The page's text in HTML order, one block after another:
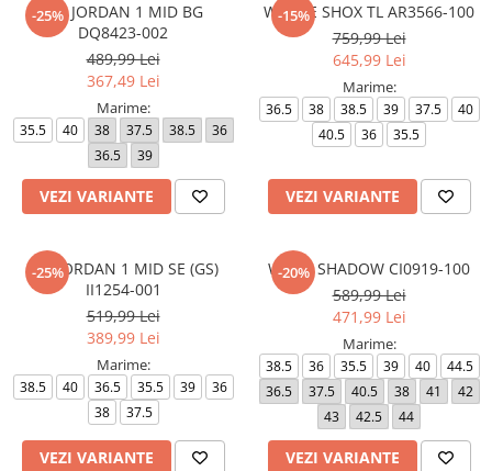
-25%
AIR JORDAN 1 MID BG
DQ8423-002
489,99 Lei
367,49 Lei
Marime:
35.5 40 38 37.5 38.5
36
36.5
39
VEZI VARIANTE
-15%
W NIKE SHOX TL AR3566-100
759,99 Lei
645,99 Lei
Marime:
36.5 38 38.5 39 37.5
40
40.5
36 35.5
VEZI VARIANTE
-25%
AIR JORDAN 1 MID SE (GS)
II1254-001
519,99 Lei
389,99 Lei
Marime:
38.5 40 36.5 35.5 39
36
38
37.5
VEZI VARIANTE
-20%
W AF1 SHADOW CI0919-100
589,99 Lei
471,99 Lei
Marime:
38.5 36 35.5 39 40
44.5
36.5
37.5 40.5 38 41
42
43
42.5 44
VEZI VARIANTE